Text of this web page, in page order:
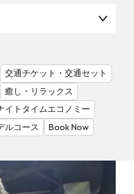
交通チケット・交通セット
癒し・リラックス
イトタイムエコノミー
ルコース Book Now